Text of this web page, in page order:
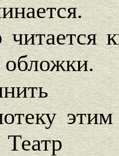
читается